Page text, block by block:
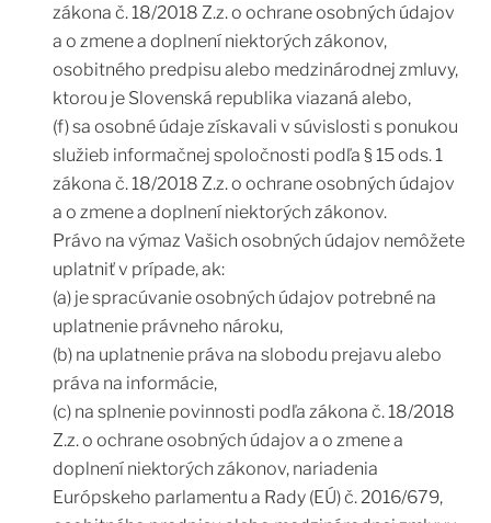
zákona č. 18/2018 Z.z. o ochrane osobných údajov
a o zmene a doplnení niektorých zákonov,
osobitného predpisu alebo medzinárodnej zmluvy,
ktorou je Slovenská republika viazaná alebo,
(f) sa osobné údaje získavali v súvislosti s ponukou
služieb informačnej spoločnosti podľa § 15 ods. 1
zákona č. 18/2018 Z.z. o ochrane osobných údajov
a o zmene a doplnení niektorých zákonov.
Právo na výmaz Vašich osobných údajov nemôžete
uplatniť v prípade, ak:
(a) je spracúvanie osobných údajov potrebné na
uplatnenie právneho nároku,
(b) na uplatnenie práva na slobodu prejavu alebo
práva na informácie,
(c) na splnenie povinnosti podľa zákona č. 18/2018
Z.z. o ochrane osobných údajov a o zmene a
doplnení niektorých zákonov, nariadenia
Európskeho parlamentu a Rady (EÚ) č. 2016/679,